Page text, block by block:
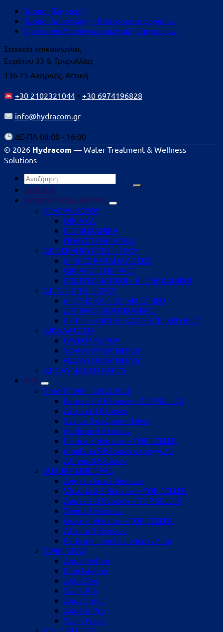
Τρόποι Πληρωμής
Τρόποι Αποστολής – Κόστος μεταφορικών
Όροι συναλλαγών και πολιτική Επιτροφών
Στοιχεία επικοινωνίας
Ευρίπου 33 & Τριφυλλίας
136 75 Αχαρνές, Αττική
+30 2102321044• +30 6974196828
info@hydracom.gr
ΔΕ-ΠΑ 08:00 - 16:00
© 2026 Hydracom — Water Treatment & Wellness
Solutions
Αναζήτηση
για:
ΑΡΧΙΚΗ
ΕΠΕΞΕΡΓΑΣΙΑ ΝΕΡΟΥ
ΦΙΛΤΡΑ ΝΕΡΟΥ
ΟΙΚΙΑΚΑ
ΒΙΟΜΗΧΑΝΙΚΑ
ΠΟΛΥΣΤΡΩΜΑΤΙΚΑ
ΑΠΟΣΚΛΗΡΥΝΤΕΣ ΝΕΡΟΥ
ΜΙΚΡΕΣ ΚΑΤΑΝΑΛΩΣΕΙΣ
ΟΙΚΙΑΚΟΙ COMPACT
ΕΠΑΓΓΕΛΜΑΤΙΚΟΙ – ΒΙΟΜΗΧΑΝΙΚΟΙ
ΑΠΙΟΝΙΣΤΕΣ ΝΕΡΟΥ
ΜΙΚΤΗΣ ΚΛΙΝΗΣ MIXED BED
ΔΙΣΤΗΛΟΙ ΒΙΟΜΗΧΑΝΙΚΟΙ
ΡΗΤΙΝΗ ΜΙΚΤΗΣ ΚΛΙΝΗΣ (MIXED BED)
ΑΦΑΛΑΤΩΣΗ
ΓΛΥΚΟΥ ΝΕΡΟΥ
ΥΦΑΛΜΥΡΟΥ ΝΕΡΟΥ
ΘΑΛΑΣΣΙΝΟΥ ΝΕΡΟΥ
ΑΠΟΛΥΜΑΝΣΗ ΝΕΡΟΥ
SPA
SMART WI-FI SPAS 2025
Kansas 2-3 θέσεων – TOP SELLER
Arizona 3 θέσεων
Seville 3 ατόμων – New!
Madison 4 θέσεων
Florida 5 θέσεων – TOP SELLER
Montana 5 θέσεων στρογγυλό
Athens 6 θέσεων
LUXURY LINE SPAS
Aegean Spa 2 θέσεων
Victoria 2-3 θέσεων – TOP SELLER
Andes 2-3 θέσεων – TOP SELLER
Venus 3 θέσεων
Grace 5 θέσεων – TOP SELLER
Atlanta 5 θέσεων
Paris mini pool με υπερχείλιση
SWIM SPAS
Aqua Motion
Blue Lagoon
Aqua Zen
Swim Pro
Aqua Sprint
Aquatic Pro
Swim Wave
COLD PLUNGE